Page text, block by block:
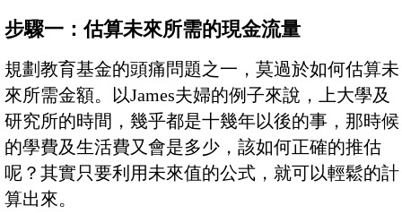
步驟一：估算未來所需的現金流量
規劃教育基金的頭痛問題之一，莫過於如何估算未
來所需金額。以James夫婦的例子來說，上大學及
研究所的時間，幾乎都是十幾年以後的事，那時候
的學費及生活費又會是多少，該如何正確的推估
呢？其實只要利用未來值的公式，就可以輕鬆的計
算出來。